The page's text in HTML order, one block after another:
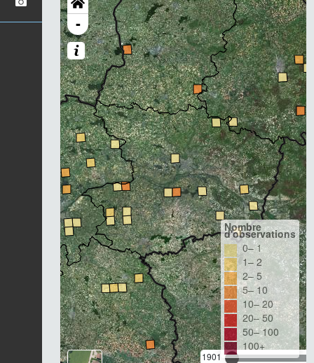
-
1901
Nombre
d'observations
0– 1
1– 2
2– 5
5– 10
10– 20
20– 50
50– 100
100+